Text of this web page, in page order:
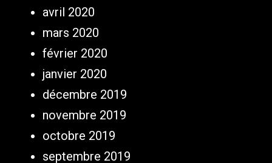
avril 2020
mars 2020
février 2020
janvier 2020
décembre 2019
novembre 2019
octobre 2019
septembre 2019